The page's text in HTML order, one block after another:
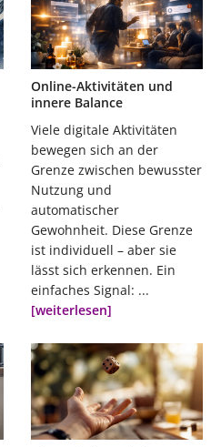
Online-Aktivitäten und
innere Balance
Viele digitale Aktivitäten
bewegen sich an der
Grenze zwischen bewusster
Nutzung und
automatischer
Gewohnheit. Diese Grenze
ist individuell – aber sie
lässt sich erkennen. Ein
einfaches Signal: ...
[weiterlesen]